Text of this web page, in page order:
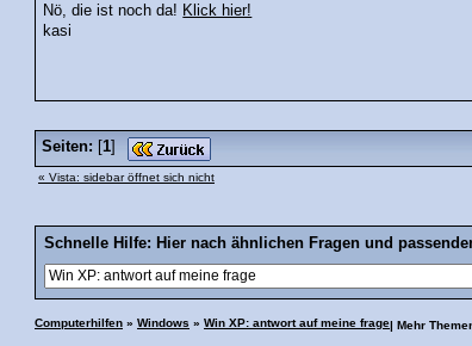
Nö, die ist noch da! Klick hier!
kasi
Seiten: [1]
« Vista: sidebar öffnet sich nicht
Schnelle Hilfe: Hier nach ähnlichen Fragen und
Computerhilfen » Windows » Win XP: antwort auf meine frage| Mehr